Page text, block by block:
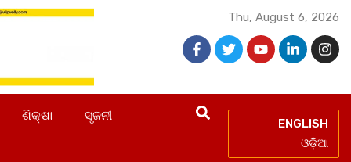
Thu, August 6, 2026
ଶିକ୍ଷା ସୃଜନୀ
ENGLISH
ଓଡ଼ିଆ